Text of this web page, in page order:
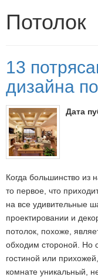
Потолок
13
дизайна
Когда большинство из
то первое, что
на все удивительные
проектировании и
потолок, похоже,
обходим стороной. Но
гостиной или
комнате уникальный,
Дата